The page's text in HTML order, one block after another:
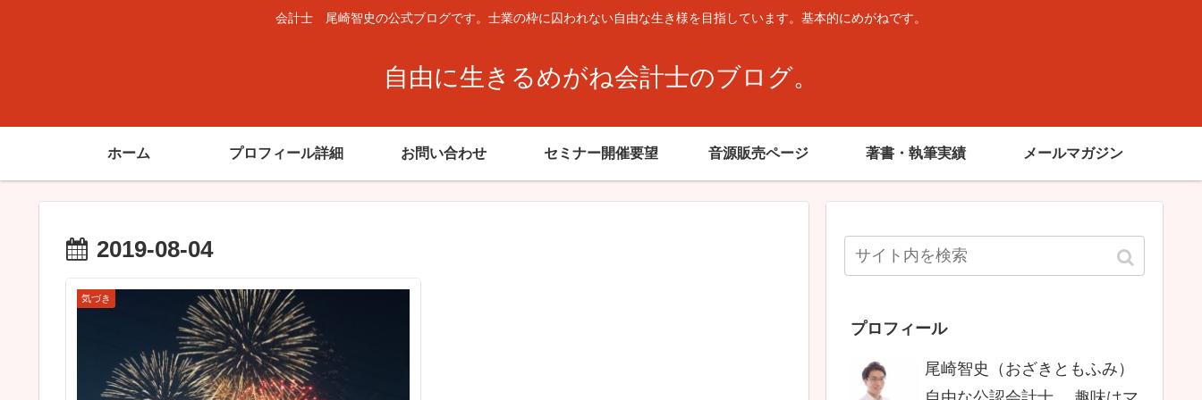
会計士 尾崎智史の公式ブログです。士業の枠に囚われない自由な生き様を目指しています。基本的にめがねです。
自由に生きるめがね会計士のブログ。
ホーム プロフィール詳細 お問い合わせ セミナー開催要望 音源販売ページ 著書・執筆実績 メールマガジン
2019-08-04
気づき
プロフィール
尾崎智史（おざきともふみ）